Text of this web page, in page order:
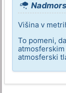
Višina v
To pomeni,
atmosferski